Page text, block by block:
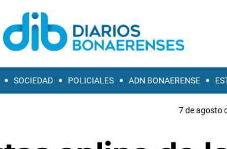
SOCIEDAD POLICIALES ADN BONAERENSE
7 de agosto